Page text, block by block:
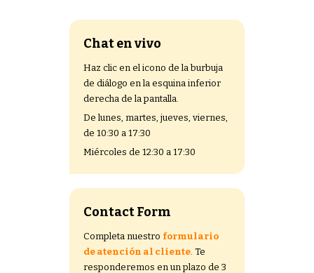
Chat en vivo
Haz clic en el icono de la burbuja
de diálogo en la esquina inferior
derecha de la pantalla.
De lunes, martes, jueves, viernes,
de 10:30 a 17:30
Miércoles de 12:30 a 17:30
Contact Form
Completa nuestro formulario
de atención al cliente. Te
responderemos en un plazo de 3